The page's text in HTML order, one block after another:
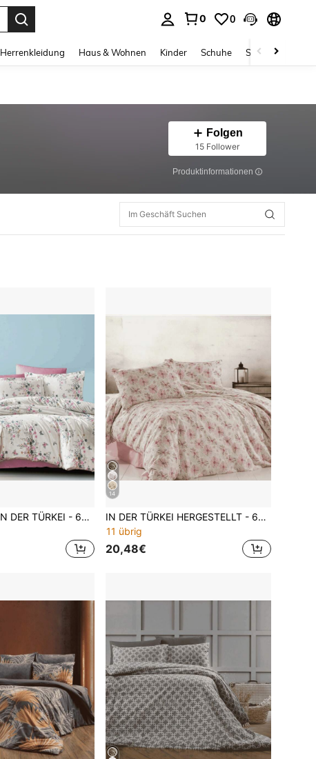
0 0
Herrenkleidung Haus & Wohnen Kinder Schuhe Schmuck &
Folgen
15 Follower
Produktinformationen
HERGESTELLT IN DER TÜRKEI - 65% Baumwoll-Bettwäsche-Set mit Kissenbezügen - Größen 160x220 und 200x220 - elegant, atmungsaktiv und langanhaltend
14
IN DER TÜRKEI HERGESTELLT - 65% Baumwolle Bettwäsche-Set mit Kissenbezügen - Größen 160x220 und 200x220 - Elegant, atmungsaktiv & langanhaltend
11 übrig
20,48€